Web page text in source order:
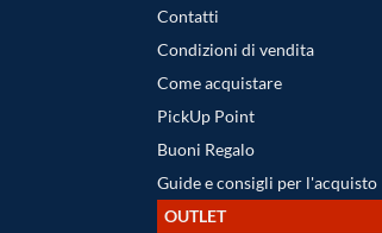
Contatti
Condizioni di vendita
Come acquistare
PickUp Point
Buoni Regalo
Guide e consigli per l'acquisto
OUTLET